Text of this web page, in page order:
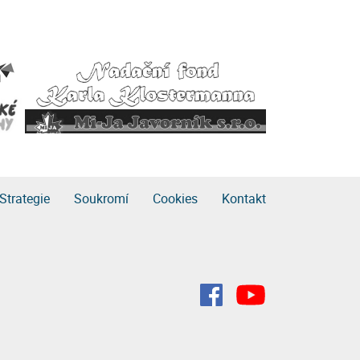
Strategie Soukromí Cookies Kontakt